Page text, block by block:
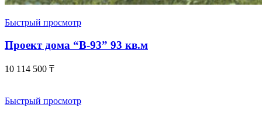
Быстрый просмотр
Проект дома “В-93” 93 кв.м
10 114 500 ₸
Быстрый просмотр